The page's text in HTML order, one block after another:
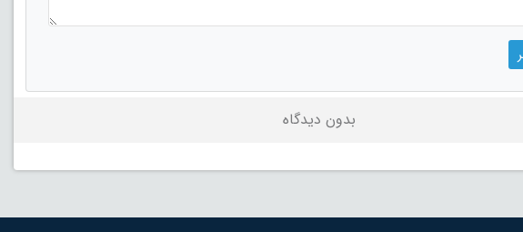
بدون دیدگاه